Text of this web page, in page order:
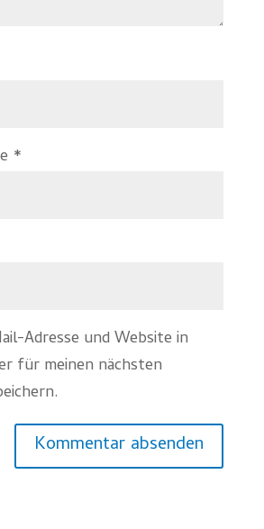
*
Adresse und Website in
für meinen nächsten